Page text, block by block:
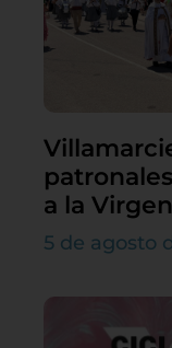
a la
5 de agosto